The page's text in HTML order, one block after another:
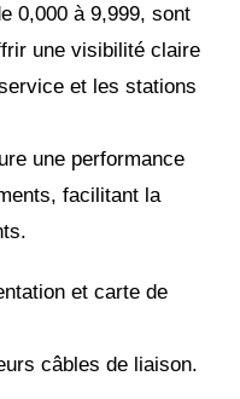
0,000 à 9,999, sont
une visibilité claire
et les stations
une performance
facilitant la
et carte de
câbles de liaison.